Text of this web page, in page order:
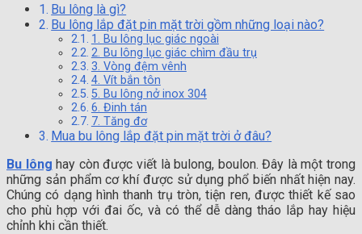
Bu lông là gì?
Bu lông lắp đặt pin mặt trời gồm những loại nào?
1. Bu lông lục giác ngoài
2. Bu lông lục giác chìm đầu trụ
3. Vòng đệm vênh
4. Vít bắn tôn
5. Bu lông nở inox 304
6. Đinh tán
7. Tăng đơ
Mua bu lông lắp đặt pin mặt trời ở đâu?
Bu lông hay còn được viết là bulong, boulon. Đây là một trong
những sản phẩm cơ khí được sử dụng phổ biến nhất hiện nay.
Chúng có dạng hình thanh trụ tròn, tiện ren, được thiết kế sao
cho phù hợp với đai ốc, và có thể dễ dàng tháo lắp hay hiệu
chỉnh khi cần thiết.